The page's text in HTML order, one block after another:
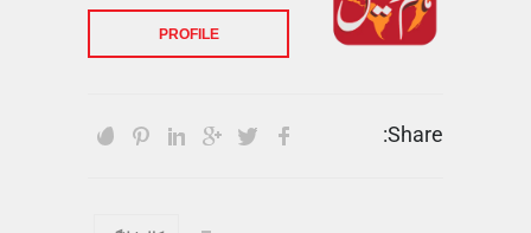
PROFILE
Share: